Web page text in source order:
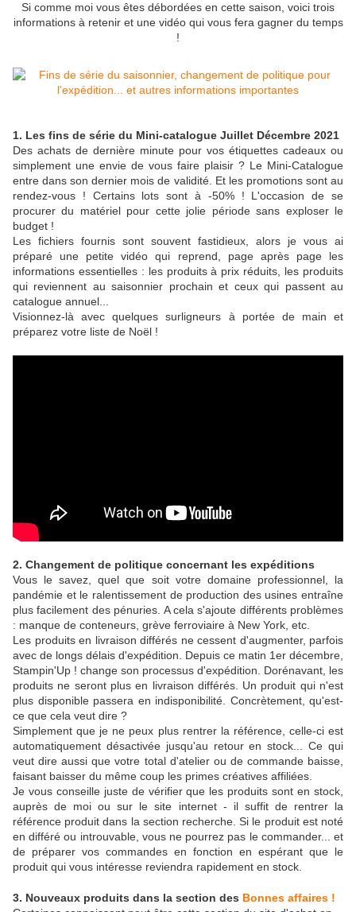
Si comme moi vous êtes débordées en cette saison, voici trois
informations à retenir et une vidéo qui vous fera gagner du temps
!
1. Les fins de série du Mini-catalogue Juillet Décembre 2021
Des achats de dernière minute pour vos étiquettes cadeaux ou
simplement une envie de vous faire plaisir ? Le Mini-Catalogue
entre dans son dernier mois de validité. Et les promotions sont au
rendez-vous ! Certains lots sont à -50% ! L'occasion de se
procurer du matériel pour cette jolie période sans exploser le
budget !
Les fichiers fournis sont souvent fastidieux, alors je vous ai
préparé une petite vidéo qui reprend, page après page les
informations essentielles : les produits à prix réduits, les produits
qui reviennent au saisonnier prochain et ceux qui passent au
catalogue annuel...
Visionnez-là avec quelques surligneurs à portée de main et
préparez votre liste de Noël !
2. Changement de politique concernant les expéditions
Vous le savez, quel que soit votre domaine professionnel, la
pandémie et le ralentissement de production des usines entraîne
plus facilement des pénuries. A cela s'ajoute différents problèmes
: manque de conteneurs, grève ferroviaire à New York, etc.
Les produits en livraison différés ne cessent d'augmenter, parfois
avec de longs délais d'expédition. Depuis ce matin 1er décembre,
Stampin'Up ! change son processus d'expédition. Dorénavant, les
produits ne seront plus en livraison différés. Un produit qui n'est
plus disponible passera en indisponibilité. Concrètement, qu'est-
ce que cela veut dire ?
Simplement que je ne peux plus rentrer la référence, celle-ci est
automatiquement désactivée jusqu'au retour en stock... Ce qui
veut dire aussi que votre total d'atelier ou de commande baisse,
faisant baisser du même coup les primes créatives affiliées.
Je vous conseille juste de vérifier que les produits sont en stock,
auprès de moi ou sur le site internet - il suffit de rentrer la
référence produit dans la section recherche. Si le produit est noté
en différé ou introuvable, vous ne pourrez pas le commander... et
de préparer vos commandes en fonction en espérant que le
produit qui vous intéresse reviendra rapidement en stock.
3. Nouveaux produits dans la section des Bonnes affaires !